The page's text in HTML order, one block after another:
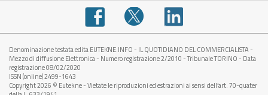
Denominazione testata edita EUTEKNE.INFO - IL QUOTIDIANO DEL COMMERCIALISTA -
Mezzo di diffusione Elettronica - Numero registrazione 2/2010 - Tribunale TORINO - Data
registrazione 08/02/2020
ISSN (online) 2499-1643
Copyright 2026 © Eutekne - Vietate le riproduzioni ed estrazioni ai sensi dell’art. 70-quater